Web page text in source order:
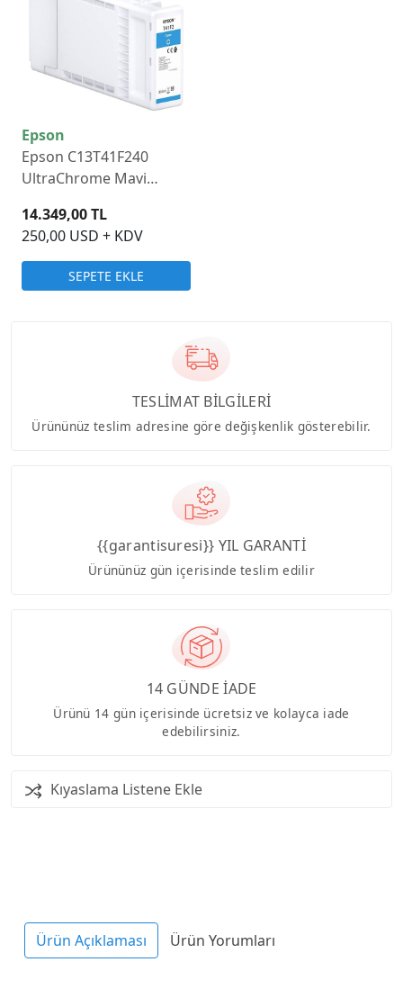
Epson
Epson C13T41F240
UltraChrome Mavi
250,00 USD + KDV
14.349,00 TL
SEPETE EKLE
TESLİMAT BİLGİLERİ
Ürününüz teslim adresine göre değişkenlik gösterebilir.
{{garantisuresi}} YIL GARANTİ
Ürününüz gün içerisinde teslim edilir
14 GÜNDE İADE
Ürünü 14 gün içerisinde ücretsiz ve kolayca iade
edebilirsiniz.
Kıyaslama Listene Ekle
Ürün Açıklaması Ürün Yorumları